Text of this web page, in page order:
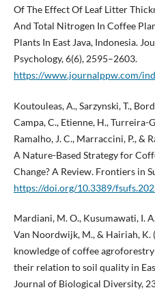
Of The Effect Of Leaf Litter
And Total Nitrogen In Coffee
Plants In East Java, Indonesia.
Psychology, 6(6), 2595–2603.
https://www.journalppw.com/
Koutouleas, A., Sarzynski, T.,
Campa, C., Etienne, H., Turreira-
Ramalho, J. C., Marraccini, P., &
A Nature-Based Strategy for
Change? A Review. Frontiers in
https://doi.org/10.3389/
Mardiani, M. O., Kusumawati, I.
Van Noordwijk, M., & Hairiah, K.
knowledge of coffee
their relation to soil quality in
Journal of Biological Diversity,